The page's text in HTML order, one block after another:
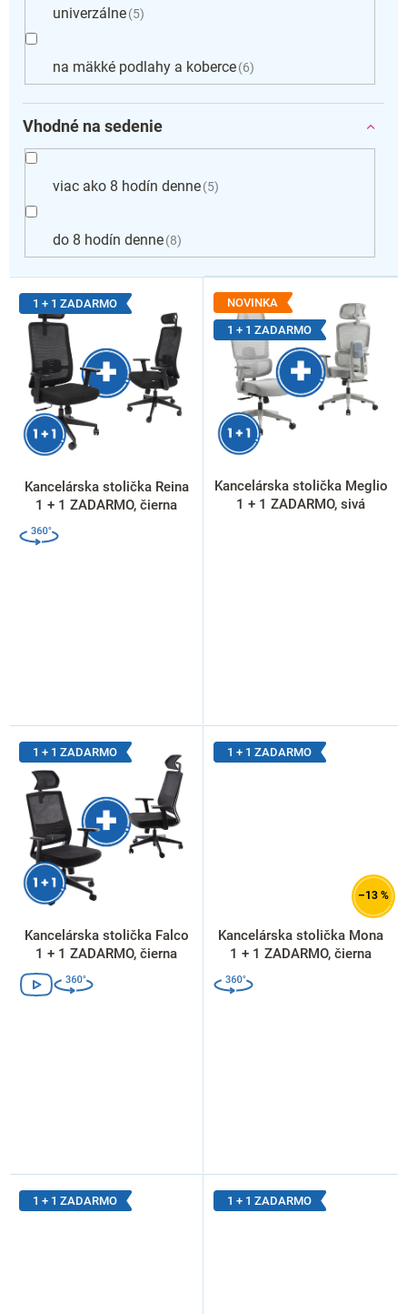
univerzálne 5
na mäkké podlahy a koberce 6
Vhodné na sedenie
viac ako 8 hodín denne 5
do 8 hodín denne 8
V
1 + 1 ZADARMO
Kancelárska stolička Reina
1 + 1 ZADARMO, čierna
NOVINKA
1 + 1 ZADARMO
Kancelárska stolička Meglio
1 + 1 ZADARMO, sivá
1 + 1 ZADARMO
Kancelárska stolička Falco
1 + 1 ZADARMO, čierna
1 + 1 ZADARMO
–13 %
Kancelárska stolička Mona
1 + 1 ZADARMO, čierna
1 + 1 ZADARMO 1 + 1 ZADARMO